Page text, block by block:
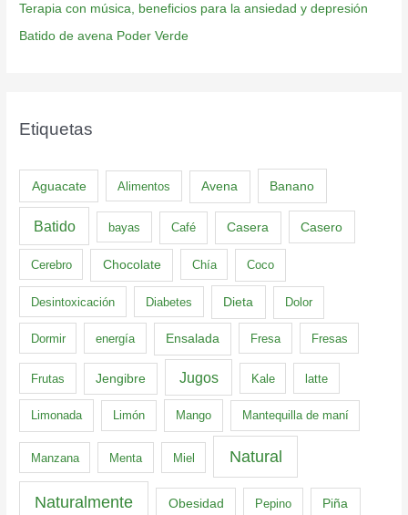
Terapia con música, beneficios para la ansiedad y depresión
Batido de avena Poder Verde
Etiquetas
Aguacate Alimentos Avena Banano
Batido bayas Café Casera Casero
Cerebro Chocolate Chía Coco
Desintoxicación Diabetes Dieta Dolor
Dormir energía Ensalada Fresa Fresas
Frutas Jengibre Jugos Kale latte
Limonada Limón Mango Mantequilla de maní
Manzana Menta Miel Natural
Naturalmente Obesidad Pepino Piña